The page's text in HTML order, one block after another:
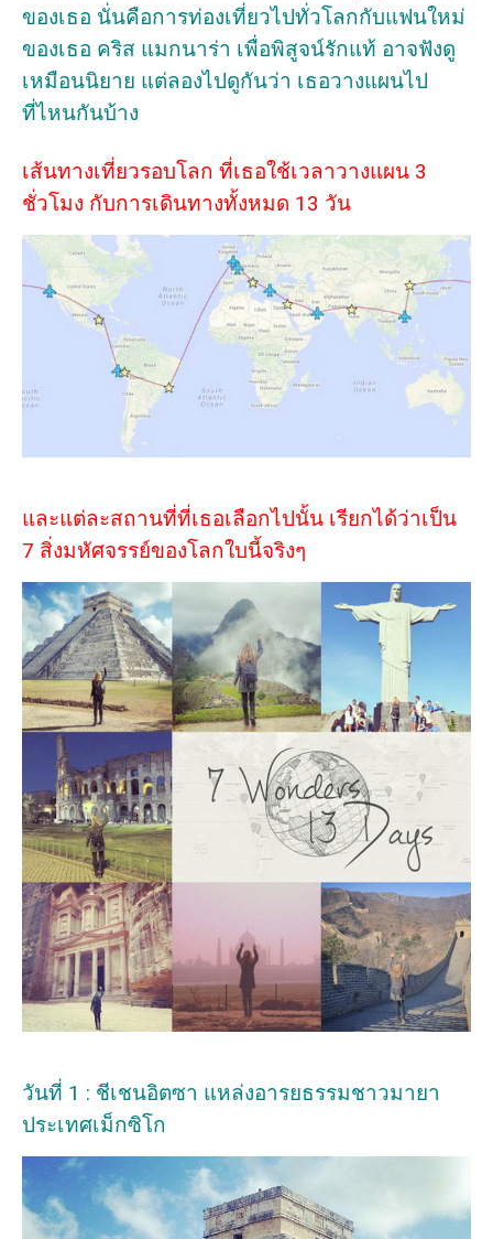
ของเธอ นั่นคือการท่องเที่ยวไปทั่วโลกกับแฟนใหม่
ของเธอ คริส แมกนาร่า เพื่อพิสูจน์รักแท้ อาจฟังดู
เหมือนนิยาย แต่ลองไปดูกันว่า เธอวางแผนไป
ที่ไหนกันบ้าง
เส้นทางเที่ยวรอบโลก ที่เธอใช้เวลาวางแผน 3
ชั่วโมง กับการเดินทางทั้งหมด 13 วัน
และแต่ละสถานที่ที่เธอเลือกไปนั้น เรียกได้ว่าเป็น
7 สิ่งมหัศจรรย์ของโลกใบนี้จริงๆ
วันที่ 1 : ชีเชนอิตซา แหล่งอารยธรรมชาวมายา
ประเทศเม็กซิโก